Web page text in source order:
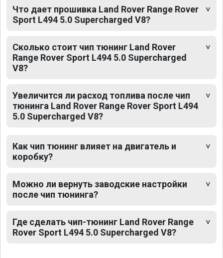
Что дает прошивка Land Rover Range Rover
Sport L494 5.0 Supercharged V8?
Сколько стоит чип тюнинг Land Rover
Range Rover Sport L494 5.0 Supercharged
V8?
Увеличится ли расход топлива после чип
тюнинга Land Rover Range Rover Sport L494
5.0 Supercharged V8?
Как чип тюнинг влияет на двигатель и
коробку?
Можно ли вернуть заводские настройки
после чип тюнинга?
Где сделать чип-тюнинг Land Rover Range
Rover Sport L494 5.0 Supercharged V8?